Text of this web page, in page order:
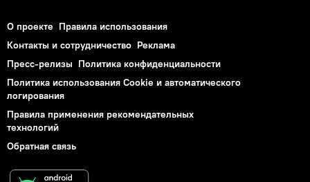
О проекте Правила использования
Контакты и сотрудничество Реклама
Пресс-релизы Политика конфиденциальности
Политика использования Cookie и автоматического
логирования
Правила применения рекомендательных
технологий
Обратная связь